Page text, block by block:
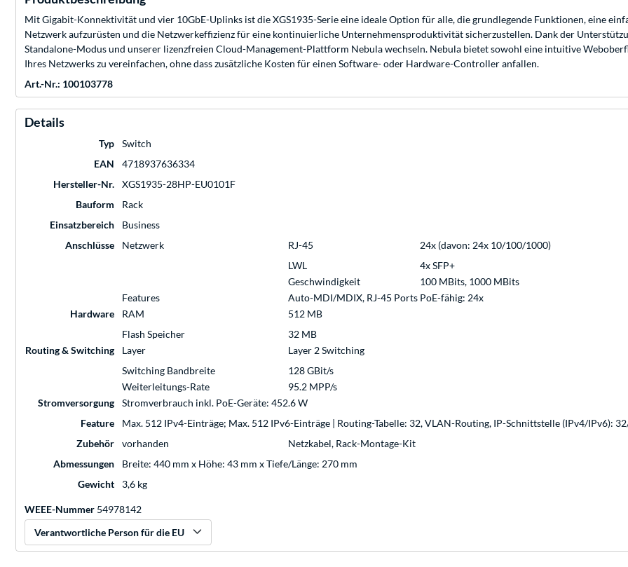
Mit Gigabit-Konnektivität und vier 10GbE-Uplinks ist die XGS1935-Serie eine ideale Option für alle, die grundlegende Funktionen, eine
Netzwerk aufzurüsten und die Netzwerkeffizienz für eine kontinuierliche Unternehmensproduktivität sicherzustellen. Dank der
Standalone-Modus und unserer lizenzfreien Cloud-Management-Plattform Nebula wechseln. Nebula bietet sowohl eine intuitive
Ihres Netzwerks zu vereinfachen, ohne dass zusätzliche Kosten für einen Software- oder Hardware-Controller anfallen.
Art.-Nr.: 100103778
Details
Typ
Switch
EAN
4718937636334
Hersteller-Nr.
XGS1935-28HP-EU0101F
Bauform
Rack
Einsatzbereich
Business
Anschlüsse
Netzwerk RJ-45
24x (davon: 24x 10/100/1000)
LWL
4x SFP+
Geschwindigkeit
100 MBits, 1000 MBits
Features
Auto-MDI/MDIX, RJ-45 Ports PoE-fähig: 24x
Hardware
RAM
512 MB
Flash Speicher
32 MB
Routing & Switching
Layer
Layer 2 Switching
Switching Bandbreite
128 GBit/s
Weiterleitungs-Rate
95.2 MPP/s
Stromversorgung
Stromverbrauch inkl. PoE-Geräte: 452.6 W
Feature
Max. 512 IPv4-Einträge; Max. 512 IPv6-Einträge | Routing-Tabelle: 32, VLAN-Routing, IP-Schnittstelle (IPv4/IPv6):
Zubehör
vorhanden
Netzkabel, Rack-Montage-Kit
Abmessungen
Breite: 440 mm x Höhe: 43 mm x Tiefe/Länge: 270 mm
Gewicht
3,6 kg
WEEE-Nummer 54978142
Verantwortliche Person für die EU